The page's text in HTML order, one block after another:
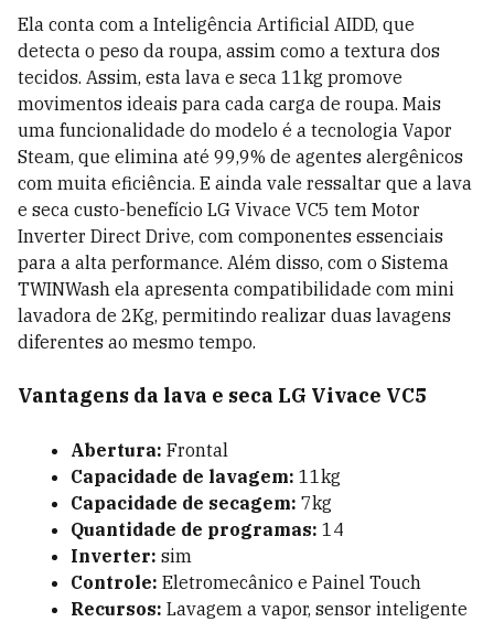
Ela conta com a Inteligência Artificial AIDD, que
detecta o peso da roupa, assim como a textura dos
tecidos. Assim, esta lava e seca 11kg promove
movimentos ideais para cada carga de roupa. Mais
uma funcionalidade do modelo é a tecnologia Vapor
Steam, que elimina até 99,9% de agentes alergênicos
com muita eficiência. E ainda vale ressaltar que a lava
e seca custo-benefício LG Vivace VC5 tem Motor
Inverter Direct Drive, com componentes essenciais
para a alta performance. Além disso, com o Sistema
TWINWash ela apresenta compatibilidade com mini
lavadora de 2Kg, permitindo realizar duas lavagens
diferentes ao mesmo tempo.
Vantagens da lava e seca LG Vivace VC5
Abertura: Frontal
Capacidade de lavagem: 11kg
Capacidade de secagem: 7kg
Quantidade de programas: 14
Inverter: sim
Controle: Eletromecânico e Painel Touch
Recursos: Lavagem a vapor, sensor inteligente